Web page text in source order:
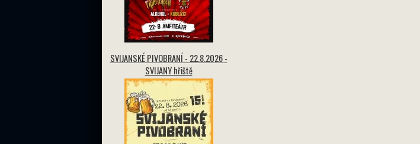
SVIJANSKÉ PIVOBRANÍ - 22.8.2026 -
SVIJANY hřiště